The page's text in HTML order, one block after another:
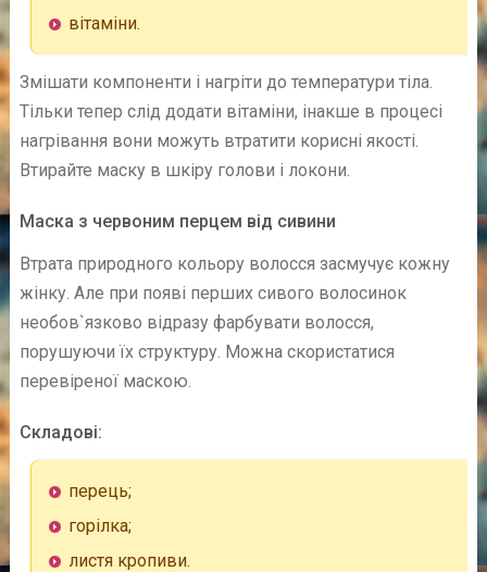
вітаміни.
Змішати компоненти і нагріти до температури тіла.
Тільки тепер слід додати вітаміни, інакше в процесі
нагрівання вони можуть втратити корисні якості.
Втирайте маску в шкіру голови і локони.
Маска з червоним перцем від сивини
Втрата природного кольору волосся засмучує кожну
жінку. Але при появі перших сивого волосинок
необов`язково відразу фарбувати волосся,
порушуючи їх структуру. Можна скористатися
перевіреної маскою.
Складові:
перець;
горілка;
листя кропиви.